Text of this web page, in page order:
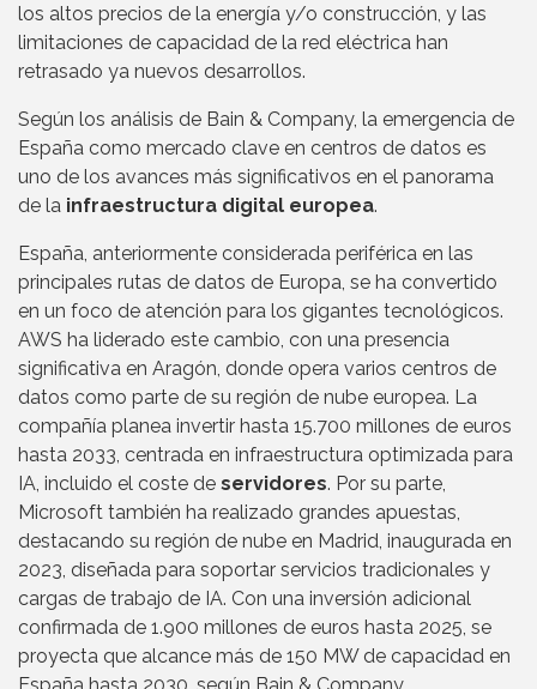
los altos precios de la energía y/o construcción, y las
limitaciones de capacidad de la red eléctrica han
retrasado ya nuevos desarrollos.
Según los análisis de Bain & Company, la emergencia de
España como mercado clave en centros de datos es
uno de los avances más significativos en el panorama
de la infraestructura digital europea.
España, anteriormente considerada periférica en las
principales rutas de datos de Europa, se ha convertido
en un foco de atención para los gigantes tecnológicos.
AWS ha liderado este cambio, con una presencia
significativa en Aragón, donde opera varios centros de
datos como parte de su región de nube europea. La
compañía planea invertir hasta 15.700 millones de euros
hasta 2033, centrada en infraestructura optimizada para
IA, incluido el coste de servidores. Por su parte,
Microsoft también ha realizado grandes apuestas,
destacando su región de nube en Madrid, inaugurada en
2023, diseñada para soportar servicios tradicionales y
cargas de trabajo de IA. Con una inversión adicional
confirmada de 1.900 millones de euros hasta 2025, se
proyecta que alcance más de 150 MW de capacidad en
España hasta 2030, según Bain & Company.